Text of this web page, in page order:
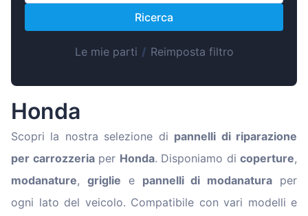
Magyar
Hrvatski
Slovenčina
Ricerca
Le mie parti / Reimposta filtro
Honda
Scopri la nostra selezione di pannelli di riparazione
per carrozzeriaper Honda. Disponiamo di coperture,
modanature, griglie e pannelli di modanatura per
ogni lato del veicolo. Compatibile con vari modelli e